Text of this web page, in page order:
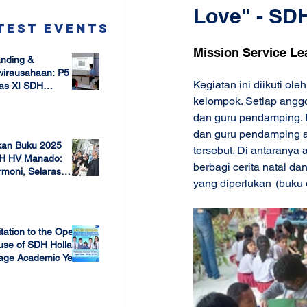
Events
&
P5
XI SDH
Buku 2025
HV Manado:
Selaras
to the Open
of SDH Holland
Academic Year
Love" -
Mission Service
Kegiatan ini diikuti
kelompok. Setiap
dan guru
dan guru pendamping
tersebut. Di antaranya
berbagi cerita natal
yang